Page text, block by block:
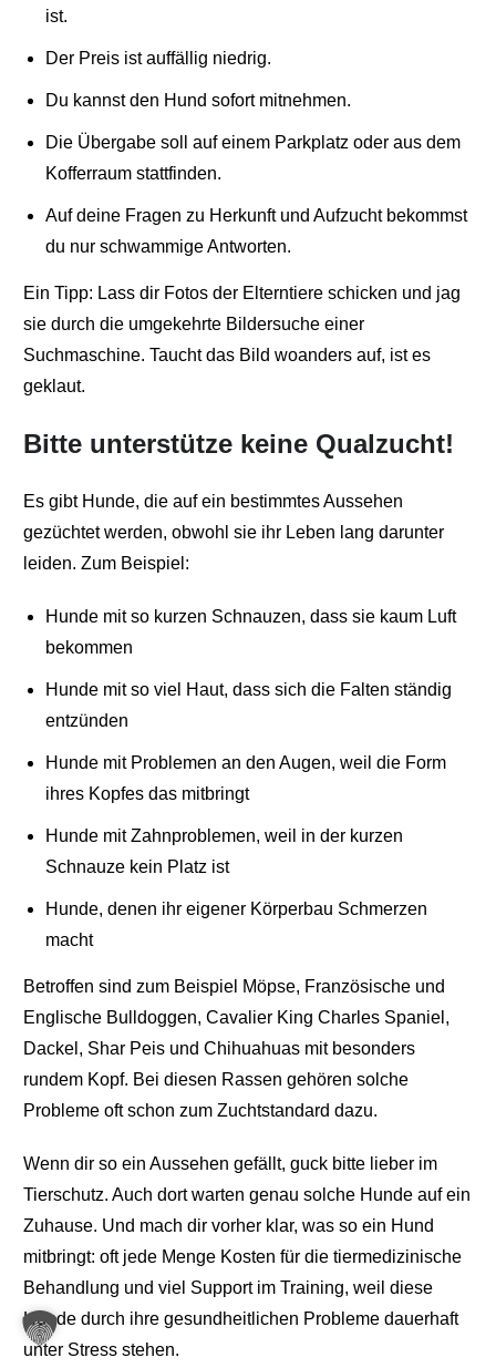
ist.
Der Preis ist auffällig niedrig.
Du kannst den Hund sofort mitnehmen.
Die Übergabe soll auf einem Parkplatz oder aus dem
Kofferraum stattfinden.
Auf deine Fragen zu Herkunft und Aufzucht bekommst
du nur schwammige Antworten.
Ein Tipp: Lass dir Fotos der Elterntiere schicken und jag
sie durch die umgekehrte Bildersuche einer
Suchmaschine. Taucht das Bild woanders auf, ist es
geklaut.
Bitte unterstütze keine Qualzucht!
Es gibt Hunde, die auf ein bestimmtes Aussehen
gezüchtet werden, obwohl sie ihr Leben lang darunter
leiden. Zum Beispiel:
Hunde mit so kurzen Schnauzen, dass sie kaum Luft
bekommen
Hunde mit so viel Haut, dass sich die Falten ständig
entzünden
Hunde mit Problemen an den Augen, weil die Form
ihres Kopfes das mitbringt
Hunde mit Zahnproblemen, weil in der kurzen
Schnauze kein Platz ist
Hunde, denen ihr eigener Körperbau Schmerzen
macht
Betroffen sind zum Beispiel Möpse, Französische und
Englische Bulldoggen, Cavalier King Charles Spaniel,
Dackel, Shar Peis und Chihuahuas mit besonders
rundem Kopf. Bei diesen Rassen gehören solche
Probleme oft schon zum Zuchtstandard dazu.
Wenn dir so ein Aussehen gefällt, guck bitte lieber im
Tierschutz. Auch dort warten genau solche Hunde auf ein
Zuhause. Und mach dir vorher klar, was so ein Hund
mitbringt: oft jede Menge Kosten für die tiermedizinische
Behandlung und viel Support im Training, weil diese
Hunde durch ihre gesundheitlichen Probleme dauerhaft
unter Stress stehen.